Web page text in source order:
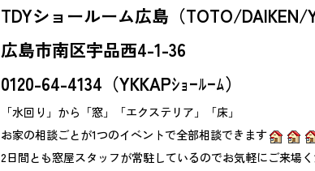
TDYショールーム広島（TOTO/DAIKEN/
広島市南区宇品西4-1-36
0120-64-4134（YKKAPｼｮｰﾙｰﾑ）
「水回り」から「窓」「エクステリア」「床」
お家の相談ごとが1つのイベントで全部相談できます
2日間とも窓屋スタッフが常駐しているのでお気軽にご来場